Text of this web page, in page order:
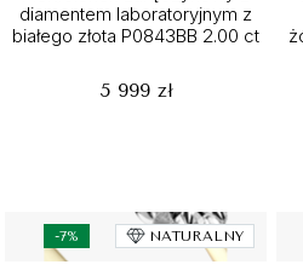
diamentem laboratoryjnym z
białego złota P0843BB 2.00 ct
5 999 zł
-7% NATURALNY